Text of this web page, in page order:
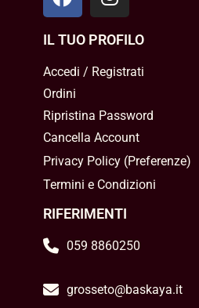
IL TUO PROFILO
Accedi / Registrati
Ordini
Ripristina Password
Cancella Account
Privacy Policy(Preferenze)
Termini e Condizioni
RIFERIMENTI
059 8860250
grosseto@baskaya.it